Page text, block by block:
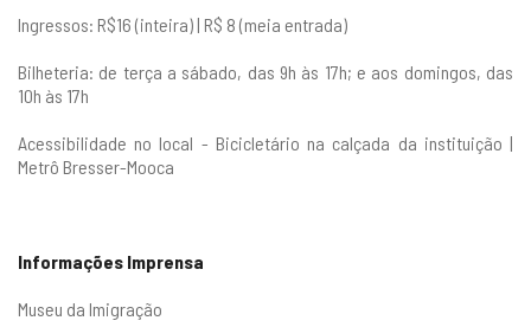
Ingressos: R$16 (inteira) | R$ 8 (meia entrada)
Bilheteria: de terça a sábado, das 9h às 17h; e aos domingos, das
10h às 17h
Acessibilidade no local - Bicicletário na calçada da instituição |
Metrô Bresser-Mooca
Informações Imprensa
Museu da Imigração